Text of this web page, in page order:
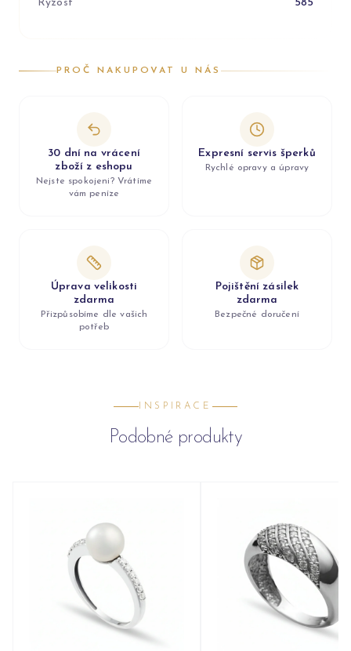
Ryzost 585
PROČ NAKUPOVAT U NÁS
30 dní na vrácení
zboží z eshopu
Nejste spokojeni? Vrátíme
vám peníze
Expresní servis šperků
Rychlé opravy a úpravy
Úprava velikosti
zdarma
Přizpůsobíme dle vašich
potřeb
Pojištění zásilek
zdarma
Bezpečné doručení
INSPIRACE
Podobné produkty